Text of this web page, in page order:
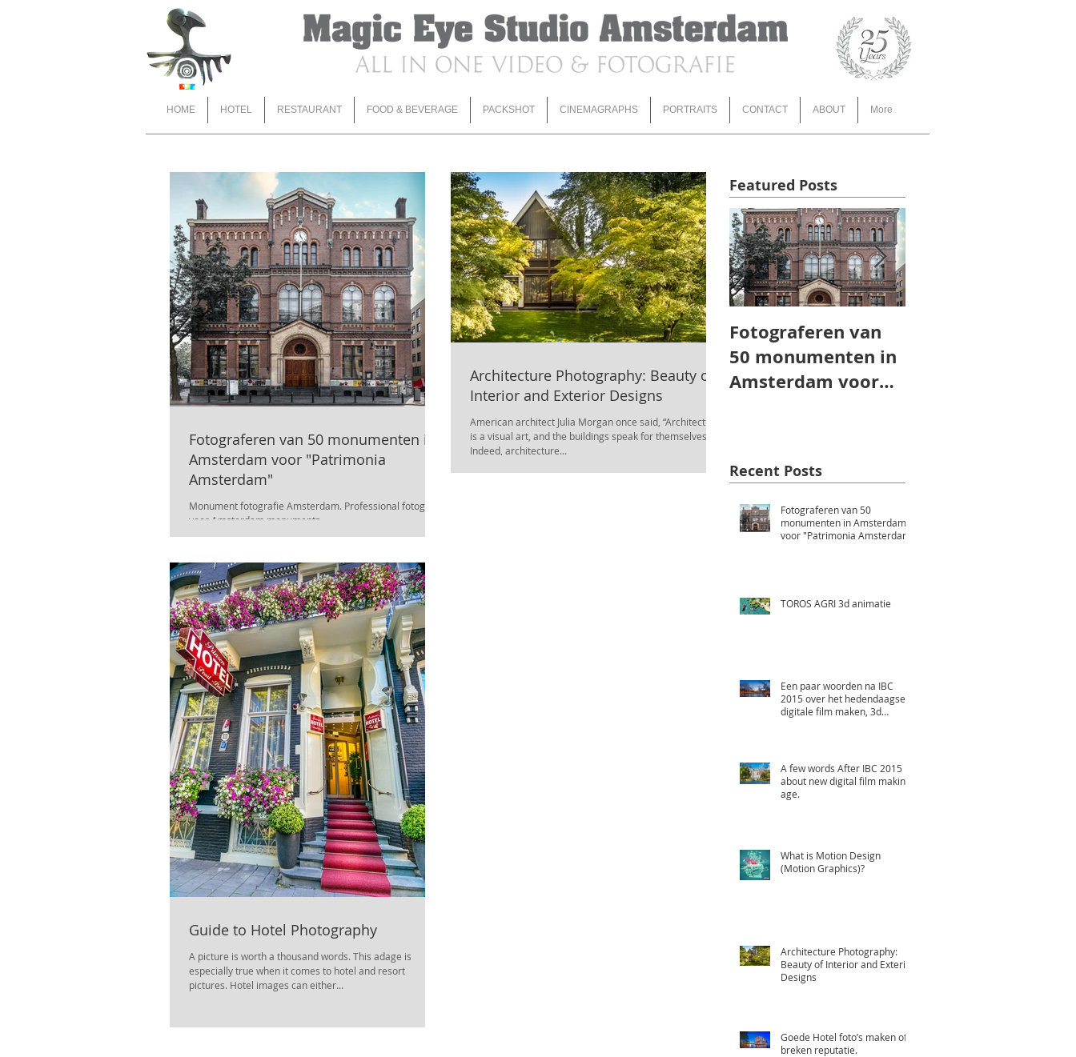
HOME HOTEL RESTAURANT FOOD & BEVERAGE PACKSHOT CINEMAGRAPHS PORTRAITS CONTACT ABOUT More
Fotograferen van 50 monumenten in
Amsterdam voor "Patrimonia
Amsterdam"
Monument fotografie Amsterdam. Professional fotograf
voor Amsterdam monuments.
Architecture Photography: Beauty of
Interior and Exterior Designs
American architect Julia Morgan once said, “Architecture
is a visual art, and the buildings speak for themselves.“.
Indeed, architecture...
Guide to Hotel Photography
A picture is worth a thousand words. This adage is
especially true when it comes to hotel and resort
pictures. Hotel images can either...
Featured Posts
Fotograferen van
50 monumenten in
Amsterdam voor
Recent Posts
Fotograferen van 50
monumenten in Amsterdam
voor "Patrimonia Amsterdam"
TOROS AGRI 3d animatie
Een paar woorden na IBC
2015 over het hedendaagse
digitale film maken, 3d
A few words After IBC 2015
about new digital film making
age.
What is Motion Design
(Motion Graphics)?
Architecture Photography:
Beauty of Interior and Exterior
Designs
Goede Hotel foto’s maken of
breken reputatie.